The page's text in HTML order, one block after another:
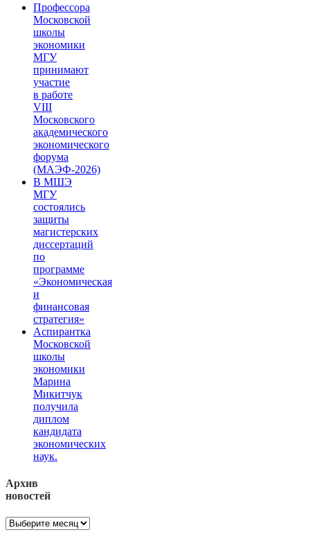
Профессора
Московской
школы
экономики
МГУ
принимают
участие
в работе
VIII
Московского
академического
экономического
форума
(МАЭФ-2026)
В МШЭ
МГУ
состоялись
защиты
магистерских
диссертаций
по
программе
«Экономическая
и
финансовая
стратегия»
Аспирантка
Московской
школы
экономики
Марина
Микитчук
получила
диплом
кандидата
экономических
наук.
Архив
новостей
Архив